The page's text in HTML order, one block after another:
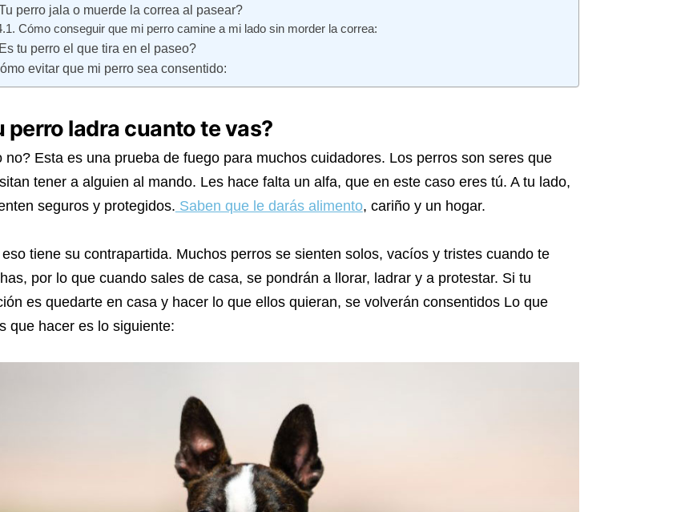
perro jala o muerde la correa al pasear?
Cómo conseguir que mi perro camine a mi lado sin morder la correa:
tu perro el que tira en el paseo?
evitar que mi perro sea consentido:
perro ladra cuanto te vas?
no? Esta es una prueba de fuego para muchos cuidadores. Los perros son seres que
tener a alguien al mando. Les hace falta un alfa, que en este caso eres tú. A tu lado,
seguros y protegidos. Saben que le darás alimento, cariño y un hogar.
tiene su contrapartida. Muchos perros se sienten solos, vacíos y tristes cuando te
por lo que cuando sales de casa, se pondrán a llorar, ladrar y a protestar. Si tu
es quedarte en casa y hacer lo que ellos quieran, se volverán consentidos Lo que
que hacer es lo siguiente: